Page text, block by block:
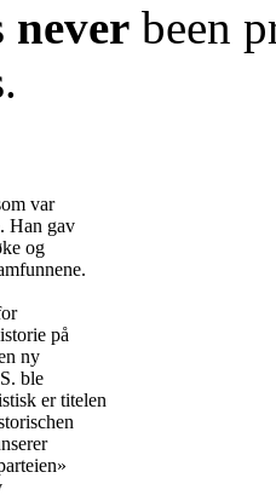
never been
var
Han gav
og
på
ny
ble
er titelen